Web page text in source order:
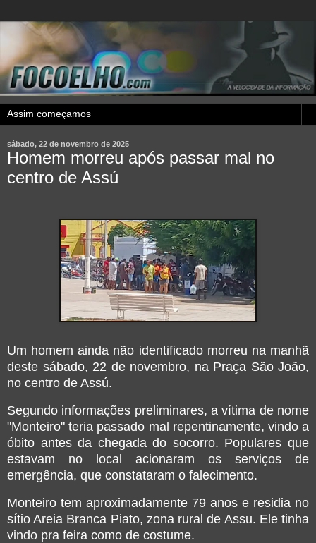
sábado, 22 de novembro de 2025
Homem morreu após passar mal no
centro de Assú
Um homem ainda não identificado morreu na manhã
deste sábado, 22 de novembro, na Praça São João,
no centro de Assú.
Segundo informações preliminares, a vítima de nome
"Monteiro" teria passado mal repentinamente, vindo a
óbito antes da chegada do socorro. Populares que
estavam no local acionaram os serviços de
emergência, que constataram o falecimento.
Monteiro tem aproximadamente 79 anos e residia no
sítio Areia Branca Piato, zona rural de Assu. Ele tinha
vindo pra feira como de costume.